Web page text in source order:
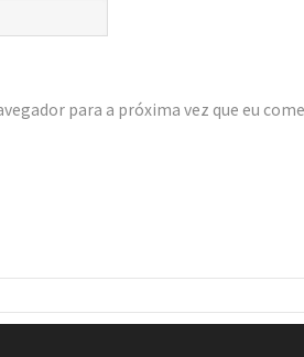
para a próxima vez que eu